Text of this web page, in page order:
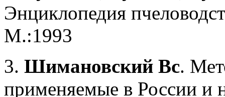
Энциклопедия
М.:1993
3. Шимановский Вс.
применяемые в России и